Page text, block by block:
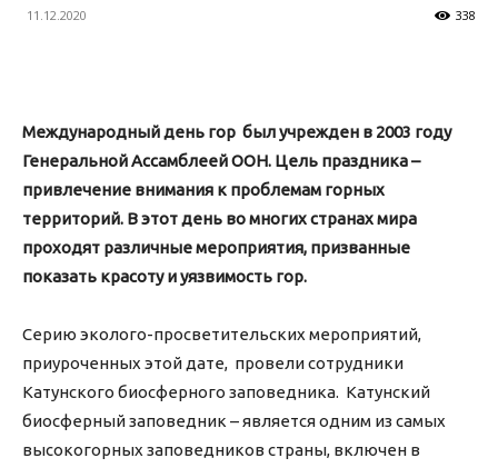
11.12.2020 338
Международный день гор был учрежден в 2003 году
Генеральной Ассамблеей ООН. Цель праздника –
привлечение внимания к проблемам горных
территорий. В этот день во многих странах мира
проходят различные мероприятия, призванные
показать красоту и уязвимость гор.
Серию эколого-просветительских мероприятий,
приуроченных этой дате, провели сотрудники
Катунского биосферного заповедника. Катунский
биосферный заповедник – является одним из самых
высокогорных заповедников страны, включен в